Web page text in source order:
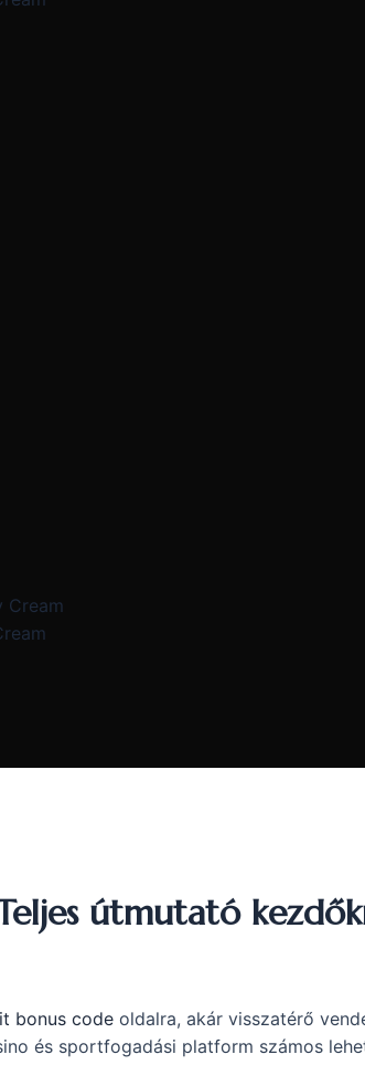
Cream
útmutató
bonus code oldalra, akár visszatérő
és sportfogadási platform számos